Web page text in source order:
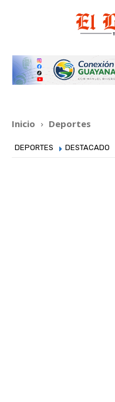
Inicio Deportes
DEPORTES DESTACADO